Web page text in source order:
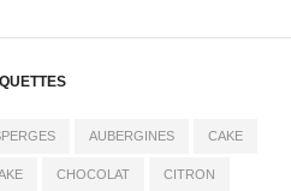
AUBERGINES CAKE
CHOCOLAT CITRON